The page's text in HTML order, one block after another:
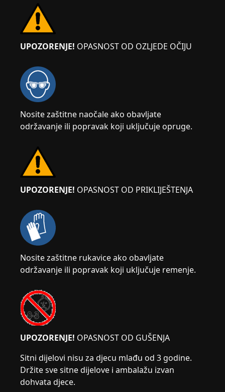
UPOZORENJE! OPASNOST OD OZLJEDE OČIJU
Nosite zaštitne naočale ako obavljate
održavanje ili popravak koji uključuje opruge.
UPOZORENJE! OPASNOST OD PRIKLIJEŠTENJA
Nosite zaštitne rukavice ako obavljate
održavanje ili popravak koji uključuje remenje.
UPOZORENJE! OPASNOST OD GUŠENJA
Sitni dijelovi nisu za djecu mlađu od 3 godine.
Držite sve sitne dijelove i ambalažu izvan
dohvata djece.